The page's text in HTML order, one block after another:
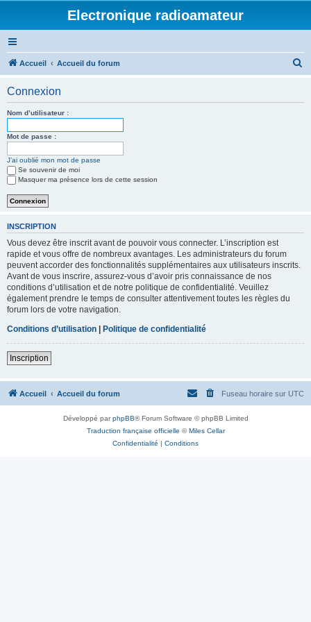
Electronique radioamateur
Accueil Accueil du forum
Connexion
Nom d’utilisateur :
Mot de passe :
J’ai oublié mon mot de passe
Se souvenir de moi
Masquer ma présence lors de cette session
INSCRIPTION
Vous devez être inscrit avant de pouvoir vous connecter. L’inscription est
rapide et vous offre de nombreux avantages. Les administrateurs du forum
peuvent accorder des fonctionnalités supplémentaires aux utilisateurs inscrits.
Avant de vous inscrire, assurez-vous d’avoir pris connaissance de nos
conditions d’utilisation et de notre politique de confidentialité. Veuillez
également prendre le temps de consulter attentivement toutes les règles du
forum lors de votre navigation.
Conditions d’utilisation | Politique de confidentialité
Inscription
Accueil Accueil du forum Fuseau horaire sur UTC
Développé parphpBB® Forum Software © phpBB Limited
Traduction française officielle ©Miles Cellar
Confidentialité | Conditions